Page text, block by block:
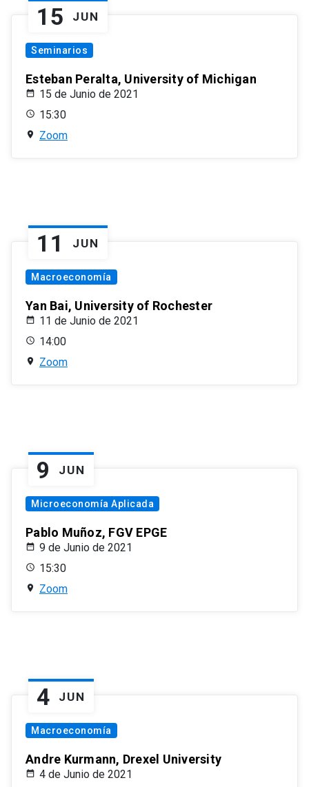
15 JUN
Seminarios
Esteban Peralta, University of Michigan
15 de Junio de 2021
15:30
Zoom
11 JUN
Macroeconomía
Yan Bai, University of Rochester
11 de Junio de 2021
14:00
Zoom
9 JUN
Microeconomía Aplicada
Pablo Muñoz, FGV EPGE
9 de Junio de 2021
15:30
Zoom
4 JUN
Macroeconomía
Andre Kurmann, Drexel University
4 de Junio de 2021